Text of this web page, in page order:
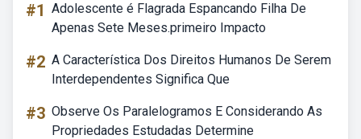
#1 Adolescente é Flagrada Espancando Filha De
Apenas Sete Meses.primeiro Impacto
#2 A Característica Dos Direitos Humanos De Serem
Interdependentes Significa Que
#3 Observe Os Paralelogramos E Considerando As
Propriedades Estudadas Determine